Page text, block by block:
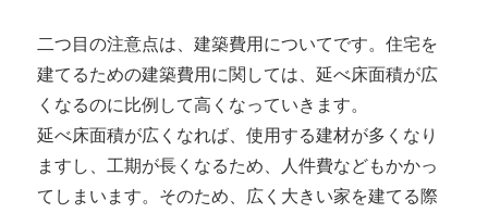
二つ目の注意点は、建築費用についてです。住宅を
建てるための建築費用に関しては、延べ床面積が広
くなるのに比例して高くなっていきます。
延べ床面積が広くなれば、使用する建材が多くなり
ますし、工期が長くなるため、人件費などもかかっ
てしまいます。そのため、広く大きい家を建てる際